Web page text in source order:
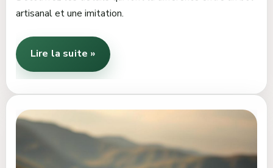
artisanal et une imitation.
Lire la suite »
Massage